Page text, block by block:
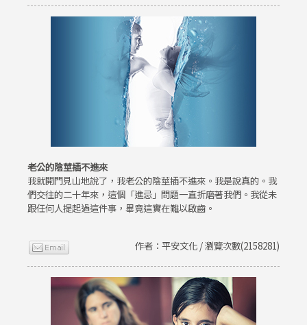
老公的陰莖插不進來
我就開門見山地說了，我老公的陰莖插不進來。我是說真的。我
們交往的二十年來，這個「進忌」問題一直折磨著我們。我從未
跟任何人提起過這件事，畢竟這實在難以啟齒。
作者：平安文化 / 瀏覽次數(2158281)